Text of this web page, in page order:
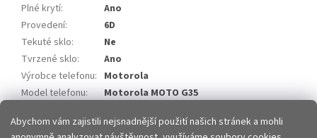
Abychom vám zajistili nejsnadnější použití našich stránek a mohli
Plné krytí:
Ano
Provedení:
6D
Tekuté sklo:
Ne
Tvrzené sklo:
Ano
Výrobce telefonu: Motorola
Model telefonu:
Motorola MOTO G35